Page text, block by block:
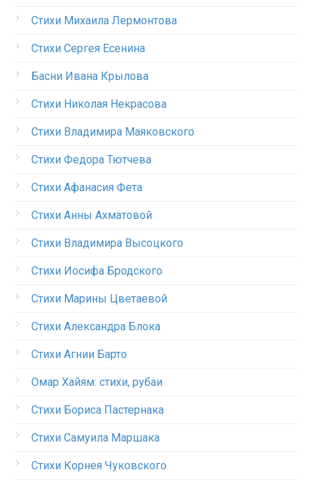
Стихи Михаила Лермонтова
Стихи Сергея Есенина
Басни Ивана Крылова
Стихи Николая Некрасова
Стихи Владимира Маяковского
Стихи Федора Тютчева
Стихи Афанасия Фета
Стихи Анны Ахматовой
Стихи Владимира Высоцкого
Стихи Иосифа Бродского
Стихи Марины Цветаевой
Стихи Александра Блока
Стихи Агнии Барто
Омар Хайям: стихи, рубаи
Стихи Бориса Пастернака
Стихи Самуила Маршака
Стихи Корнея Чуковского